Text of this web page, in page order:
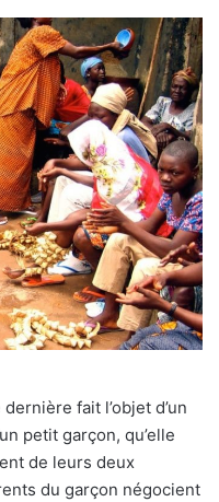
fait l’objet d’un
petit garçon, qu’elle
de leurs deux
du garçon négocient